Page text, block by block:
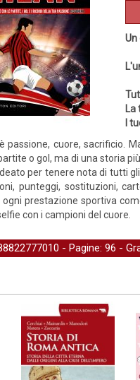
Un
La
I
è passione, cuore, sacrificio.
o gol, ma di una storia
per tenere nota di tutti
punteggi, sostituzioni,
prestazione sportiva
con i campioni del cuore.
- Pagine: 96 -